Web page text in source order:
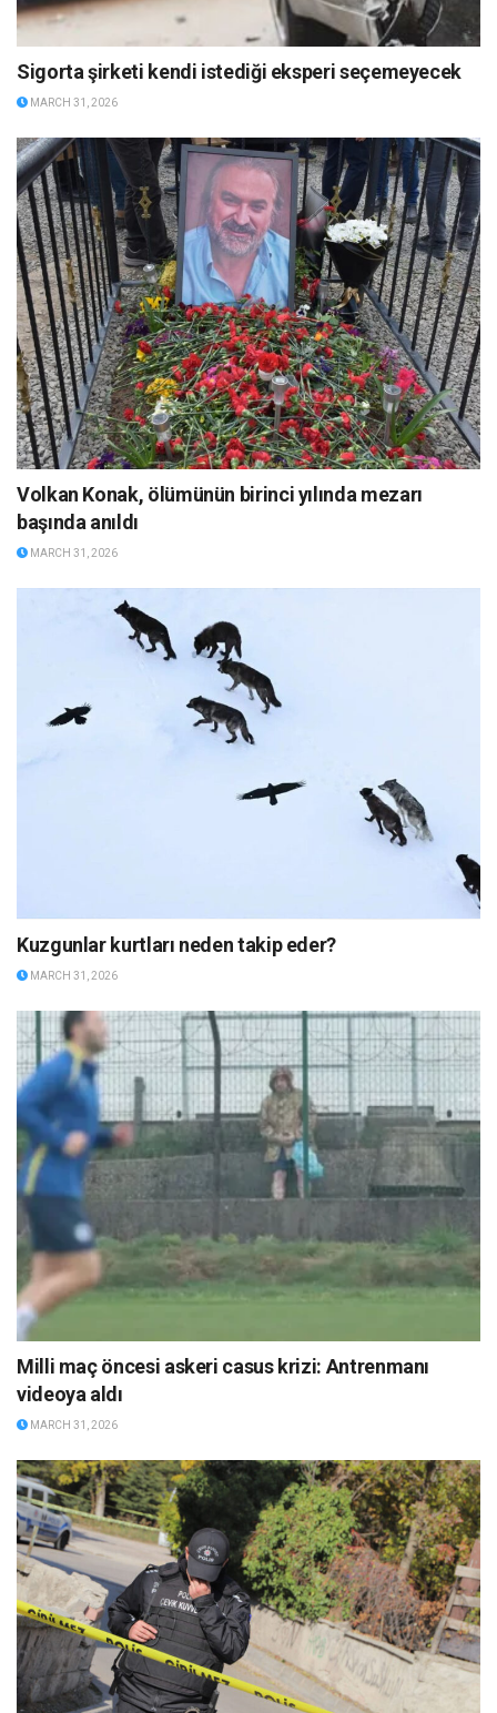
Sigorta şirketi kendi istediği eksperi seçemeyecek
MARCH 31, 2026
Volkan Konak, ölümünün birinci yılında mezarı
başında anıldı
MARCH 31, 2026
Kuzgunlar kurtları neden takip eder?
MARCH 31, 2026
Milli maç öncesi askeri casus krizi: Antrenmanı
videoya aldı
MARCH 31, 2026